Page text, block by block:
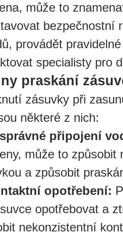
může to
bezpečnostní
provádět
specialisty pro
praskání
zásuvky při
některé z nich:
připojení
může to
a způsobit
opotřebení:
opotřebovat a
nekonzistentní